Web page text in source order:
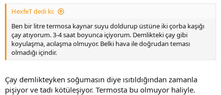
HexfeT dedi ki:
Ben bir litre termosa kaynar suyu doldurup üstüne iki çorba kaşığı
çay atıyorum. 3-4 saat boyunca içiyorum. Demlikteki çay gibi
koyulaşma, acılaşma olmuyor. Belki hava ile doğrudan teması
olmadığı içindir.
Çay demlikteyken soğumasın diye ısıtıldığından zamanla
pişiyor ve tadı kötüleşiyor. Termosta bu olmuyor haliyle.